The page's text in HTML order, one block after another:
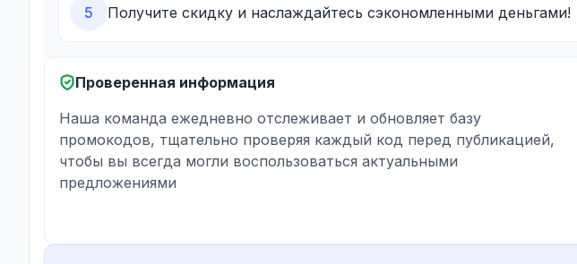
5 Получите скидку и наслаждайтесь сэкономленными деньгами!
Проверенная информация
Наша команда ежедневно отслеживает и обновляет базу
промокодов, тщательно проверяя каждый код перед публикацией,
чтобы вы всегда могли воспользоваться актуальными
предложениями